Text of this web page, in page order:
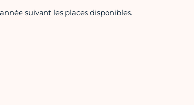
suivant les places disponibles.